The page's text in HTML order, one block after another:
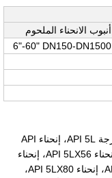
أنبوب الانحناء الملحوم
6"-60" DN150-DN1500
أنابيب إنحناء خطية (على سبيل المثال: إنحناء B درجة API 5L، إنحناء API
5LX42، إنحناء API 5LX46، إنحناء API 5LX52، إنحناء API 5LX56، إنحناء
API 5LX60، إنحناء API 5LX65، إنحناء API 5LX70، إنحناء API 5LX80،